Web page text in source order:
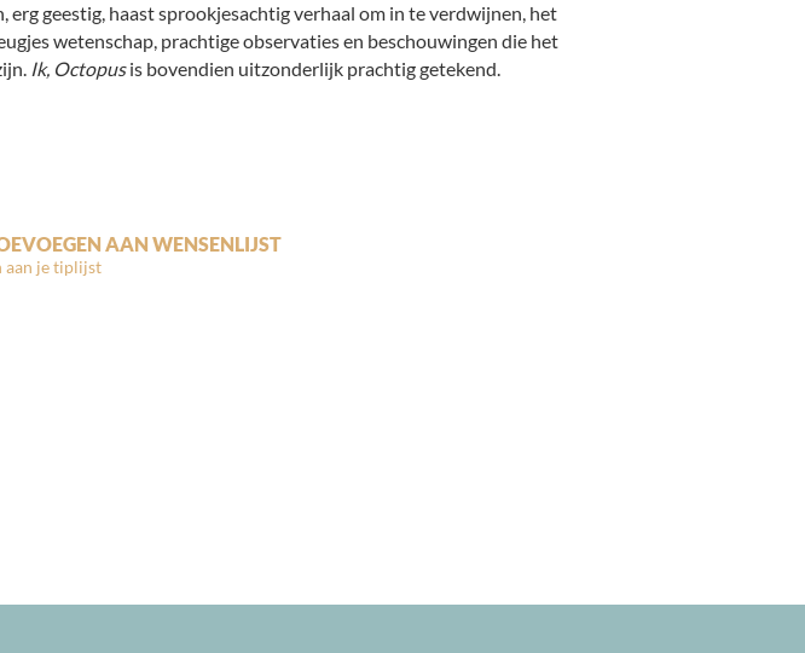
erg geestig, haast sprookjesachtig verhaal om in te verdwijnen, het
wetenschap, prachtige observaties en beschouwingen die het
Ik, Octopusis bovendien uitzonderlijk prachtig getekend.
AAN WENSENLIJST